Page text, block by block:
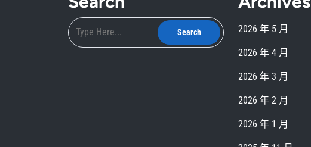
2026 年 5 月
2026 年 4 月
2026 年 3 月
2026 年 2 月
2026 年 1 月